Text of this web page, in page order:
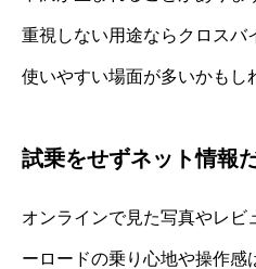
重視しない用途ならクロスバ
使いやすい場面が多いかもし
試乗をせずネット情報
オンラインで見た写真やレビ
ーロードの乗り心地や操作感